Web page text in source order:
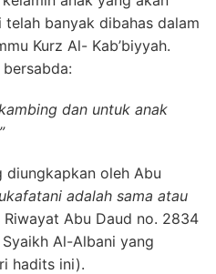
banyak dibahas dalam
Kurz Al- Kab’biyyah.
dan untuk anak
diungkapkan oleh Abu
adalah sama atau
Abu Daud no. 2834
Al-Albani yang
hadits ini).